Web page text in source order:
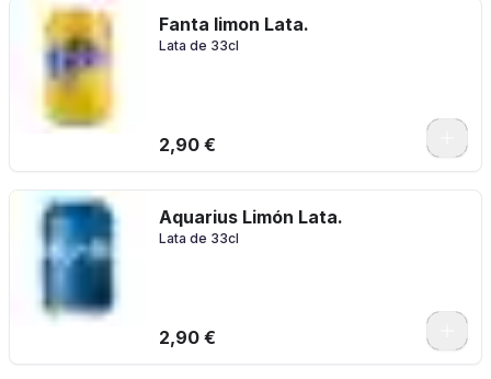
Fanta limon Lata.
Lata de 33cl
2,90 €
Aquarius Limón Lata.
Lata de 33cl
2,90 €